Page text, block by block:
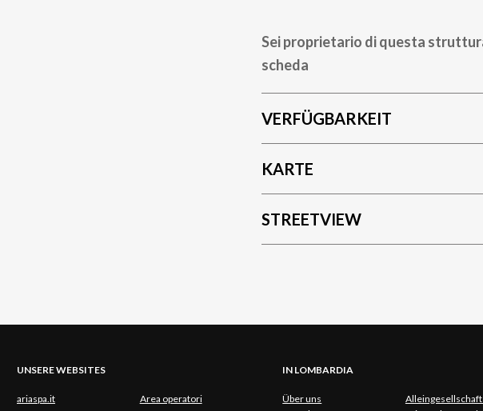
Sei proprietario di questa
scheda
VERFÜGBARKEIT
KARTE
STREETVIEW
UNSERE WEBSITES
ariaspa.it Area operatori
IN LOMBARDIA
Über uns